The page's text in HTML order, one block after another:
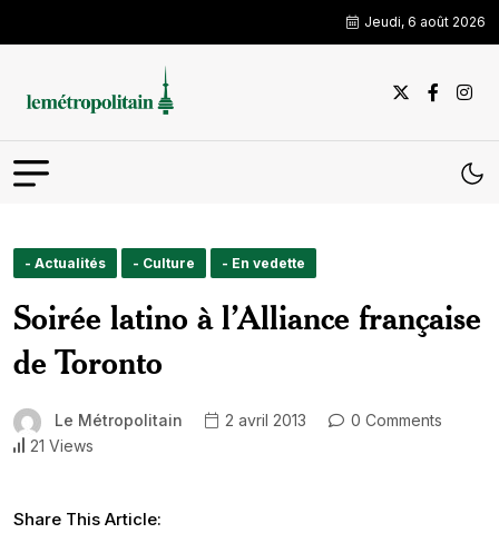
Jeudi, 6 août 2026
- Actualités - Culture - En vedette
Soirée latino à l’Alliance française
de Toronto
Le Métropolitain 2 avril 2013
0 Comments
21 Views
Share This Article: